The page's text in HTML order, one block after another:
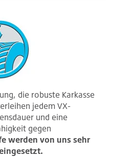
die robuste Karkasse
jedem VX-
und eine
gegen
werden von uns sehr